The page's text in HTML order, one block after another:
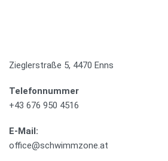
Zieglerstraße 5, 4470 Enns
Telefonnummer
+43 676 950 4516
E-Mail:
office@schwimmzone.at